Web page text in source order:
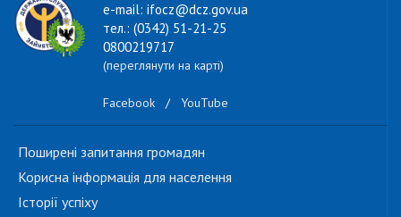
e-mail: ifocz@dcz.gov.ua
тел.: (0342) 51-21-25
0800219717
(переглянути на карті)
Facebook / YouTube
Поширені запитання громадян
Корисна інформація для населення
Історії успіху